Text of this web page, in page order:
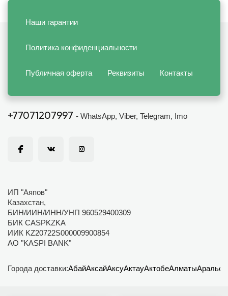
Наши гарантии
Политика конфиденциальности
Публичная оферта Реквизиты Контакты
+77071207997 - WhatsApp, Viber, Telegram, Imo
ИП "Аяпов"
Казахстан,
БИН/ИИН/ИНН/УНП 960529400309
БИК CASPKZKA
ИИК KZ20722S000009900854
АО "KASPI BANK"
Города доставки:АбайАксайАксуАктауАктобеАлматыАральск